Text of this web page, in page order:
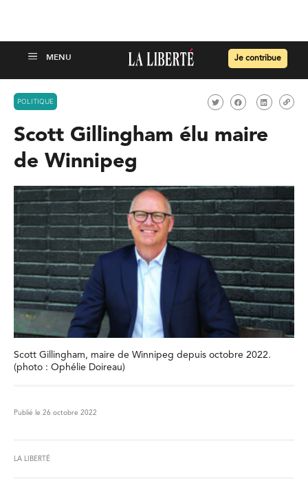
Je contribue
POLITIQUE
Scott Gillingham élu maire
de Winnipeg
Scott Gillingham, maire de Winnipeg depuis octobre 2022.
(photo : Ophélie Doireau)
Publié le 26 octobre 2022
LA LIBERTÉ